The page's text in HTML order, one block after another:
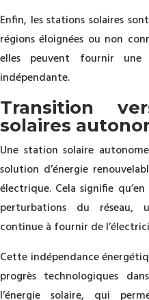
Enfin, les stations solaires
régions éloignées ou non
elles peuvent fournir une
indépendante.
Transition
solaires
Une station solaire
solution d’énergie
électrique. Cela signifie
perturbations du réseau,
continue à fournir de
Cette indépendance
progrès technologiques
l’énergie solaire, qui